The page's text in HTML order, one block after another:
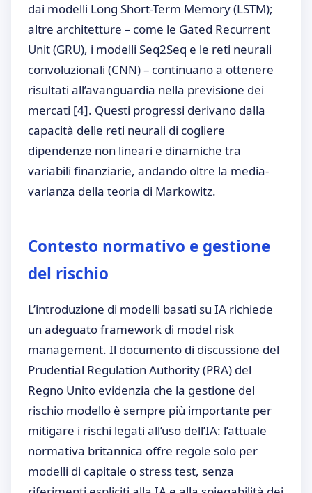
dai modelli Long Short-Term Memory (LSTM);
altre architetture – come le Gated Recurrent
Unit (GRU), i modelli Seq2Seq e le reti neurali
convoluzionali (CNN) – continuano a ottenere
risultati all’avanguardia nella previsione dei
mercati [4]. Questi progressi derivano dalla
capacità delle reti neurali di cogliere
dipendenze non lineari e dinamiche tra
variabili finanziarie, andando oltre la media-
varianza della teoria di Markowitz.
Contesto normativo e gestione
del rischio
L’introduzione di modelli basati su IA richiede
un adeguato framework di model risk
management. Il documento di discussione del
Prudential Regulation Authority (PRA) del
Regno Unito evidenzia che la gestione del
rischio modello è sempre più importante per
mitigare i rischi legati all’uso dell’IA: l’attuale
normativa britannica offre regole solo per
modelli di capitale o stress test, senza